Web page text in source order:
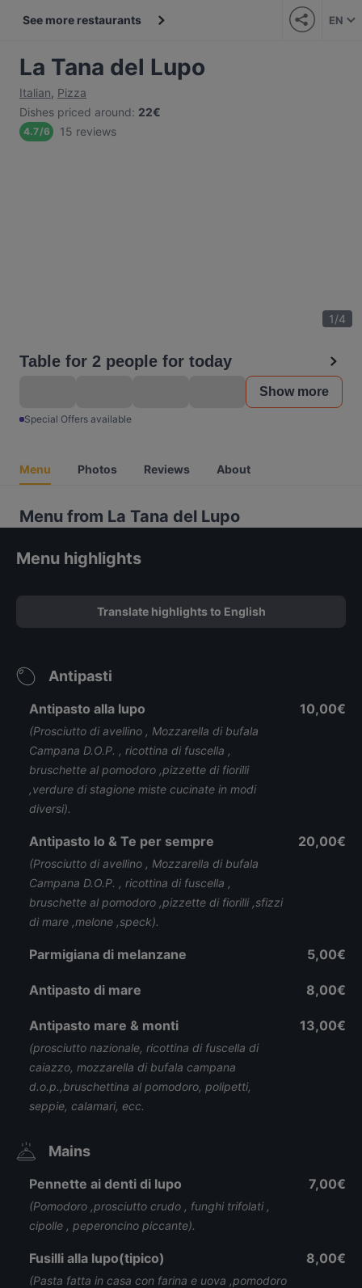
See more restaurants EN
La Tana del Lupo
Italian, Pizza
Dishes priced around: 22€
4.7/6 15 reviews
1/4
Table for 2 people for today
Show more
Special Offers available
Menu Photos Reviews About
Menu from La Tana del Lupo
Menu highlights
Translate highlights to English
Antipasti
Antipasto alla lupo
(Prosciutto di avellino , Mozzarella di bufala
Campana D.O.P. , ricottina di fuscella ,
bruschette al pomodoro ,pizzette di fiorilli
,verdure di stagione miste cucinate in modi
diversi).
10,00€
Antipasto Io & Te per sempre
(Prosciutto di avellino , Mozzarella di bufala
Campana D.O.P. , ricottina di fuscella ,
bruschette al pomodoro ,pizzette di fiorilli ,sfizzi
di mare ,melone ,speck).
20,00€
Parmigiana di melanzane 5,00€
Antipasto di mare 8,00€
Antipasto mare & monti
(prosciutto nazionale, ricottina di fuscella di
caiazzo, mozzarella di bufala campana
d.o.p.,bruschettina al pomodoro, polipetti,
seppie, calamari, ecc.
13,00€
Mains
Pennette ai denti di lupo
(Pomodoro ,prosciutto crudo , funghi trifolati ,
cipolle , peperoncino piccante).
7,00€
Fusilli alla lupo(tipico)
(Pasta fatta in casa con farina e uova ,pomodoro
8,00€